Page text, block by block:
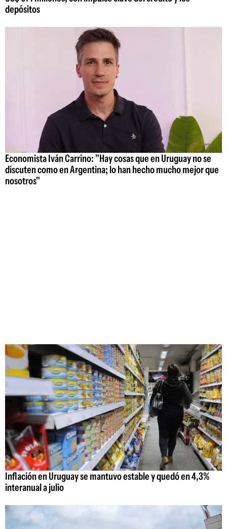
depósitos
Economista Iván Carrino: "Hay cosas que en Uruguay no se
discuten como en Argentina; lo han hecho mucho mejor que
nosotros"
Inflación en Uruguay se mantuvo estable y quedó en 4,3%
interanual a julio